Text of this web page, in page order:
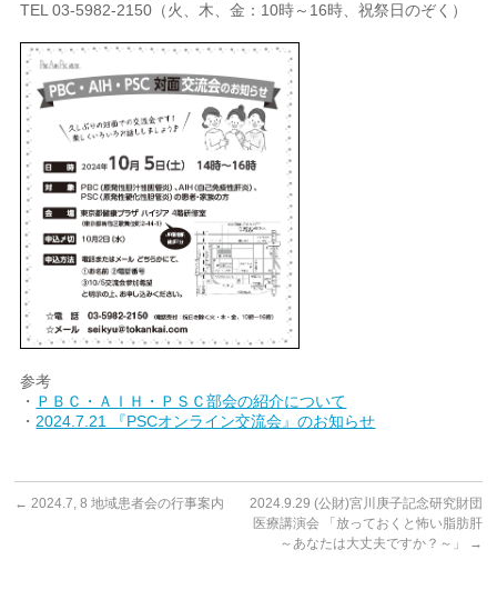
TEL 03-5982-2150（火、木、金：10時～16時、祝祭日のぞく）
参考
・ ＰＢＣ・ＡＩＨ・ＰＳＣ部会の紹介について
・ 2024.7.21 『PSCオンライン交流会』のお知らせ
← 2024.7, 8 地域患者会の行事案内
2024.9.29 (公財)宮川庚子記念研究財団
医療講演会 「放っておくと怖い脂肪肝
～あなたは大丈夫ですか？～」
→